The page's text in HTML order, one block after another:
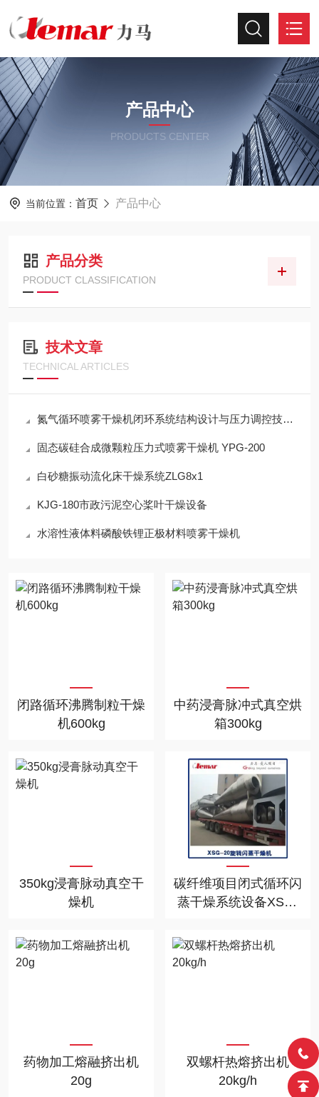
产品中心
PRODUCTS CENTER
当前位置： 首页 产品中心
产品分类
PRODUCT CLASSIFICATION
技术文章
TECHNICAL ARTICLES
氮气循环喷雾干燥机闭环系统结构设计与压力调控技术说明
固态碳硅合成微颗粒压力式喷雾干燥机 YPG-200
白砂糖振动流化床干燥系统ZLG8x1
KJG-180市政污泥空心桨叶干燥设备
水溶性液体料磷酸铁锂正极材料喷雾干燥机
闭路循环沸腾制粒干燥
机600kg
中药浸膏脉冲式真空烘
箱300kg
350kg浸膏脉动真空干
燥机
碳纤维项目闭式循环闪
蒸干燥系统设备XSG-
药物加工熔融挤出机
20g
双螺杆热熔挤出机
20kg/h